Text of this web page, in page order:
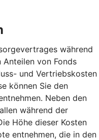
während
von Fonds
und Vertriebskosten
können Sie den
Neben den
während der
Höhe dieser Kosten
entnehmen, die in den